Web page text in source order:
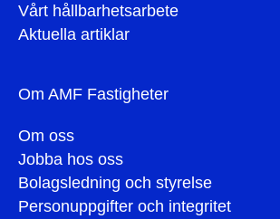
Vårt hållbarhetsarbete
Aktuella artiklar
Om AMF Fastigheter
Om oss
Jobba hos oss
Bolagsledning och styrelse
Personuppgifter och integritet